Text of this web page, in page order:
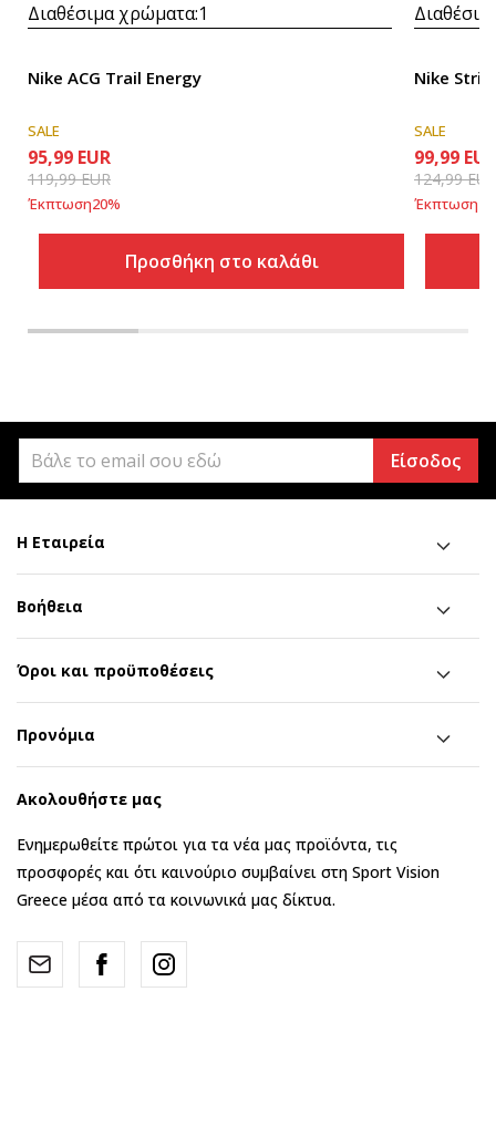
Διαθέσιμα χρώματα:1
Nike ACG Trail Energy
SALE
95,99 EUR
119,99EUR
Έκπτωση20%
Προσθήκη στο καλάθι
Nike
SALE
99,99 EUR
124,99EUR
Έκπτωση
Είσοδος
Η Εταιρεία
Βοήθεια
Όροι και προϋποθέσεις
Προνόμια
Ακολουθήστε μας
Ενημερωθείτε πρώτοι για τα νέα μας προϊόντα, τις
προσφορές και ότι καινούριο συμβαίνει στη Sport Vision
Greece μέσα από τα κοινωνικά μας δίκτυα.